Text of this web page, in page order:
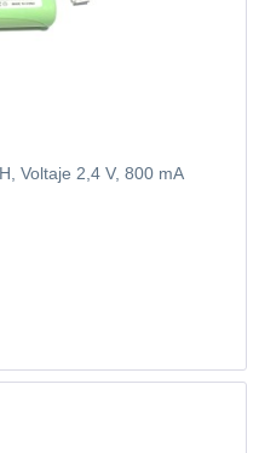
Voltaje 2,4 V, 800 mA